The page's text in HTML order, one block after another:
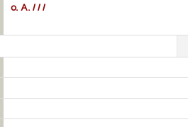
o. A. / / /